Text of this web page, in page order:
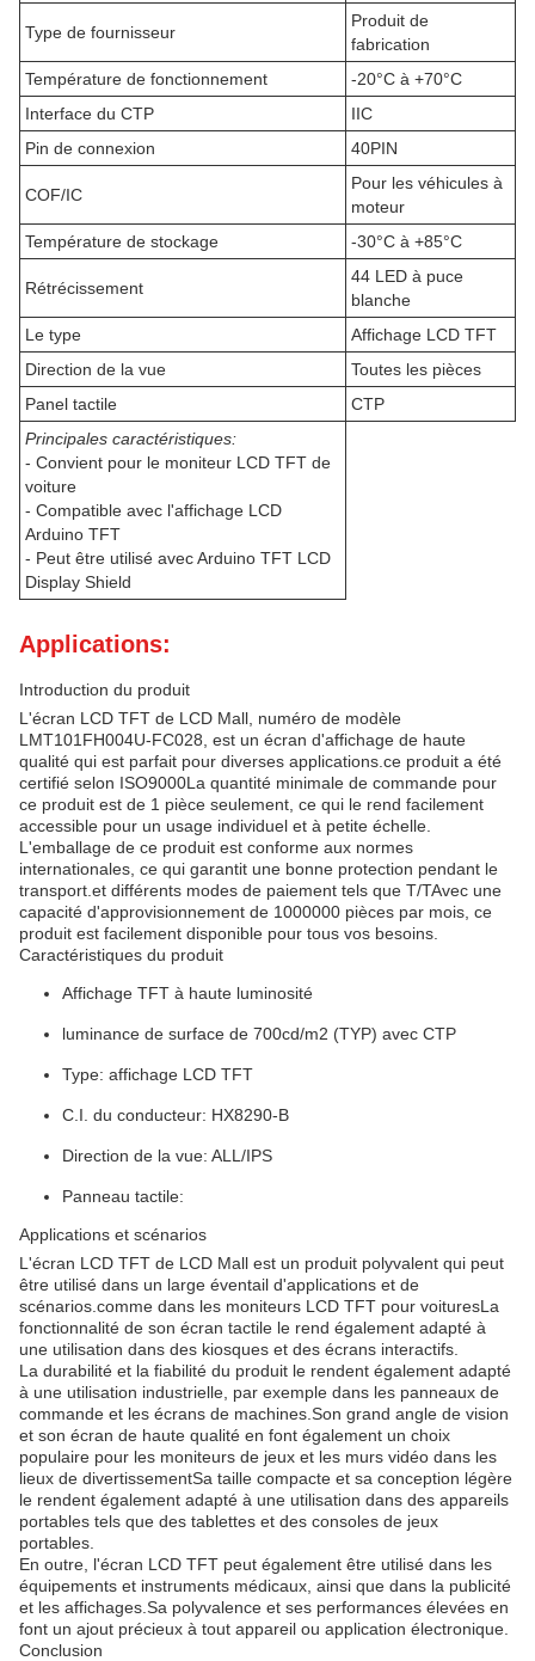
Type de fournisseur
Produit de
fabrication
Température de fonctionnement
-20°C à +70°C
Interface du CTP
IIC
Pin de connexion
40PIN
COF/IC
Pour les véhicules à
moteur
Température de stockage
-30°C à +85°C
Rétrécissement
44 LED à puce
blanche
Le type
Affichage LCD TFT
Direction de la vue
Toutes les pièces
Panel tactile
CTP
Principales caractéristiques:
- Convient pour le moniteur LCD TFT de
voiture
- Compatible avec l'affichage LCD
Arduino TFT
- Peut être utilisé avec Arduino TFT LCD
Display Shield
Applications:
Introduction du produit
L'écran LCD TFT de LCD Mall, numéro de modèle
LMT101FH004U-FC028, est un écran d'affichage de haute
qualité qui est parfait pour diverses applications.ce produit a été
certifié selon ISO9000La quantité minimale de commande pour
ce produit est de 1 pièce seulement, ce qui le rend facilement
accessible pour un usage individuel et à petite échelle.
L'emballage de ce produit est conforme aux normes
internationales, ce qui garantit une bonne protection pendant le
transport.et différents modes de paiement tels que T/TAvec une
capacité d'approvisionnement de 1000000 pièces par mois, ce
produit est facilement disponible pour tous vos besoins.
Caractéristiques du produit
Affichage TFT à haute luminosité
luminance de surface de 700cd/m2 (TYP) avec CTP
Type: affichage LCD TFT
C.I. du conducteur: HX8290-B
Direction de la vue: ALL/IPS
Panneau tactile:
Applications et scénarios
L'écran LCD TFT de LCD Mall est un produit polyvalent qui peut
être utilisé dans un large éventail d'applications et de
scénarios.comme dans les moniteurs LCD TFT pour voituresLa
fonctionnalité de son écran tactile le rend également adapté à
une utilisation dans des kiosques et des écrans interactifs.
La durabilité et la fiabilité du produit le rendent également adapté
à une utilisation industrielle, par exemple dans les panneaux de
commande et les écrans de machines.Son grand angle de vision
et son écran de haute qualité en font également un choix
populaire pour les moniteurs de jeux et les murs vidéo dans les
lieux de divertissementSa taille compacte et sa conception légère
le rendent également adapté à une utilisation dans des appareils
portables tels que des tablettes et des consoles de jeux
portables.
En outre, l'écran LCD TFT peut également être utilisé dans les
équipements et instruments médicaux, ainsi que dans la publicité
et les affichages.Sa polyvalence et ses performances élevées en
font un ajout précieux à tout appareil ou application électronique.
Conclusion